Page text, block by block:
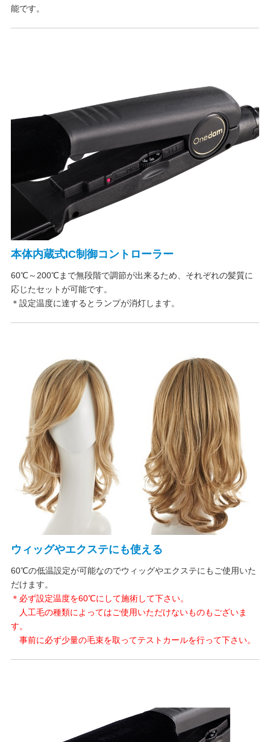
能です。
本体内蔵式IC制御コントローラー
60℃～200℃まで無段階で調節が出来るため、それぞれの髪質に
応じたセットが可能です。
＊設定温度に達するとランプが消灯します。
ウィッグやエクステにも使える
60℃の低温設定が可能なのでウィッグやエクステにもご使用いた
だけます。
＊必ず設定温度を60℃にして施術して下さい。
人 工毛の種類によってはご使用いただけないものもございま
す。
事前に必ず少量の毛束を取ってテストカールを行って下さい。